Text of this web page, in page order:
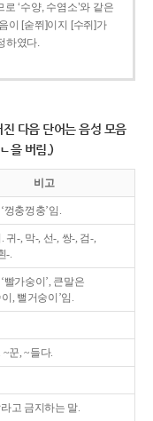
‘수양, 수염소’와 같은
이 [숟쮜]이지 [수쥐]가
하였다.
다음 단어는 음성 모음
을 버림.)
비고
껑충껑충’임.
귀-, 막-, 선-, 쌍-, 검-,
-.
빨가숭이’, 큰말은
, 뻘거숭이’임.
꾼, ~들다.
고 금지하는 말.